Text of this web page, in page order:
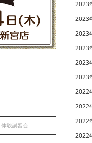
体験講習会
2023
2023
2023
2023
2023
2023
2022
2022
2022
2022